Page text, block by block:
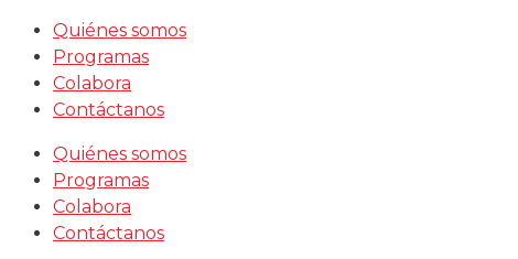
Saltar
contenido
Quiénes somos
Programas
Colabora
Contáctanos
Quiénes somos
Programas
Colabora
Contáctanos